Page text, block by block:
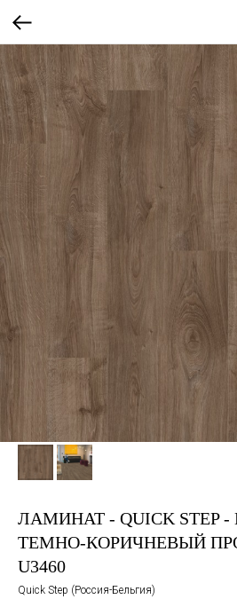
ЛАМИНАТ - QUICK STEP -
ТЕМНО-КОРИЧНЕВЫЙ
U3460
Quick Step (Россия-Бельгия)